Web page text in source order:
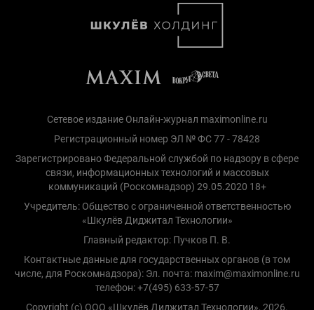
Сетевое издание Онлайн-журнал maximonline.ru
Регистрационный номер ЭЛ № ФС 77 - 78428
Зарегистрировано Федеральной службой по надзору в сфере
связи, информационных технологий и массовых
коммуникаций (Роскомнадзор) 29.05.2020 18+
Учредитель: Общество с ограниченной ответственностью
«Шкулёв Диджитал Технологии»
Главный редактор: Пучков П. В.
Контактные данные для государственных органов (в том
числе, для Роскомнадзора): Эл. почта: maxim@maximonline.ru
телефон: +7(495) 633-57-57
Copyright (с) ООО «Шкулёв Диджитал Технологии», 2026.